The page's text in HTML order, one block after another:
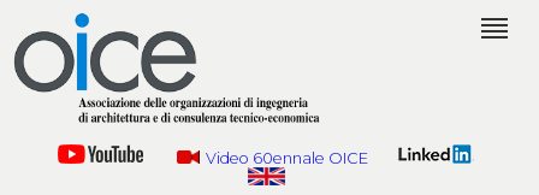
Video 60ennale OICE